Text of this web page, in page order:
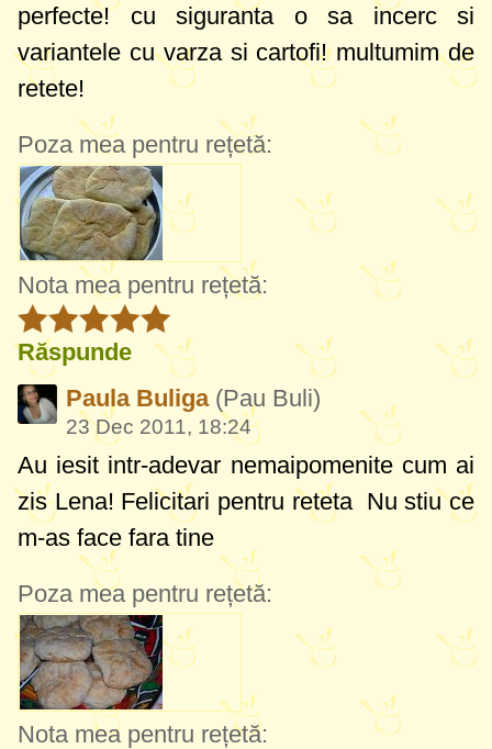
perfecte! cu siguranta o sa incerc si
variantele cu varza si cartofi! multumim de
retete!
Poza mea pentru rețetă:
Nota mea pentru rețetă:
Răspunde
Paula Buliga (Pau Buli)
23 Dec 2011, 18:24
Au iesit intr-adevar nemaipomenite cum ai
zis Lena! Felicitari pentru reteta Nu stiu ce
m-as face fara tine
Poza mea pentru rețetă:
Nota mea pentru rețetă: